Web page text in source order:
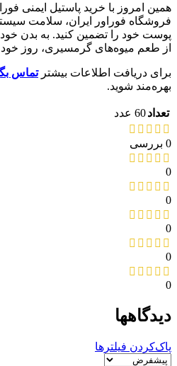
فروشگاه فوراور ایران، سلامت
پوست خود را تضمین کنید. به بدن
از طعم میوه‌های گرمسیری، روز خود
برای دریافت اطلاعات بیشترتماس
بهره‌مند شوید.
تعداد60 عدد
0 بررسی
0
0
0
0
0
دیدگاهها
پاک‌کردن فیلترها